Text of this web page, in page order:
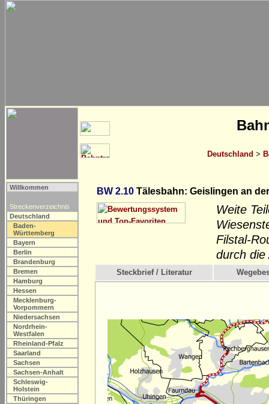
Deutschland >
Willkommen
Streckenverzeichnis
Deutschland
Baden-
Württemberg
Bayern
Berlin
Brandenburg
Bremen
Hamburg
Hessen
Mecklenburg-
Vorpommern
Niedersachsen
Nordrhein-
Westfalen
Rheinland-Pfalz
Saarland
Sachsen
Sachsen-Anhalt
Schleswig-
Holstein
Thüringen
BW 2.10 Tälesbahn: Geislingen an
Weite
Filstal-
durch die
Steckbrief / Literatur